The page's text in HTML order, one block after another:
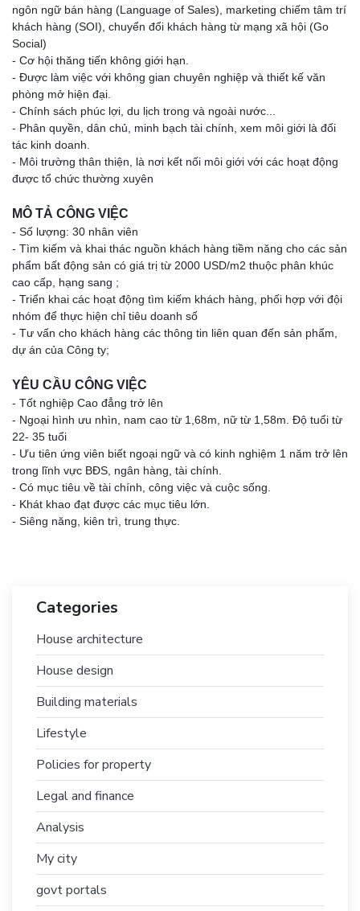
ngôn ngữ bán hàng (Language of Sales), marketing chiếm tâm trí
khách hàng (SOI), chuyển đổi khách hàng từ mạng xã hội (Go
Social)
- Cơ hội thăng tiến không giới hạn.
- Được làm việc với không gian chuyên nghiệp và thiết kế văn
phòng mở hiện đại.
- Chính sách phúc lợi, du lịch trong và ngoài nước...
- Phân quyền, dân chủ, minh bạch tài chính, xem môi giới là đối
tác kinh doanh.
- Môi trường thân thiện, là nơi kết nối môi giới với các hoạt động
được tổ chức thường xuyên
MÔ TẢ CÔNG VIỆC
- Số lượng: 30 nhân viên
- Tìm kiếm và khai thác nguồn khách hàng tiềm năng cho các sản
phẩm bất động sản có giá trị từ 2000 USD/m2 thuộc phân khúc
cao cấp, hạng sang ;
- Triển khai các hoạt động tìm kiếm khách hàng, phối hợp với đội
nhóm để thực hiện chỉ tiêu doanh số
- Tư vấn cho khách hàng các thông tin liên quan đến sản phẩm,
dự án của Công ty;
YÊU CẦU CÔNG VIỆC
- Tốt nghiệp Cao đẳng trở lên
- Ngoại hình ưu nhìn, nam cao từ 1,68m, nữ từ 1,58m. Độ tuổi từ
22- 35 tuổi
- Ưu tiên ứng viên biết ngoại ngữ và có kinh nghiệm 1 năm trở lên
trong lĩnh vực BĐS, ngân hàng, tài chính.
- Có mục tiêu về tài chính, công việc và cuộc sống.
- Khát khao đạt được các mục tiêu lớn.
- Siêng năng, kiên trì, trung thực.
Categories
House architecture
House design
Building materials
Lifestyle
Policies for property
Legal and finance
Analysis
My city
govt portals